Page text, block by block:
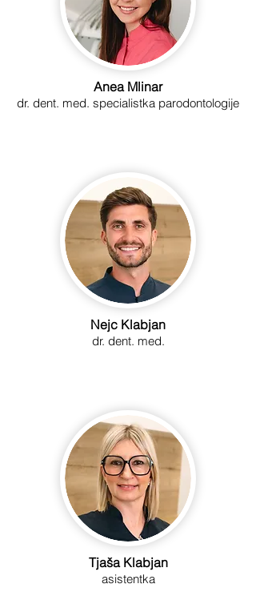
Anea Mlinar
dr. dent. med. specialistka parodontologije
Nejc Klabjan
dr. dent. med.
Tjaša Klabjan
asistentka